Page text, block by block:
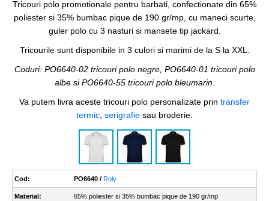
Tricouri polo promotionale pentru barbati, confectionate din 65%
poliester si 35% bumbac pique de 190 gr/mp, cu maneci scurte,
guler polo cu 3 nasturi si mansete tip jackard.
Tricourile sunt disponibile in 3 culori si marimi de la S la XXL.
Coduri: PO6640-02 tricouri polo negre, PO6640-01 tricouri polo
albe si PO6640-55 tricouri polo bleumarin.
Va putem livra aceste tricouri polo personalizate prin transfer
termic serigrafie sau broderie.
Cod: PO6640 / Roly
Material: 65% poliester si 35% bumbac pique de 190 gr/mp